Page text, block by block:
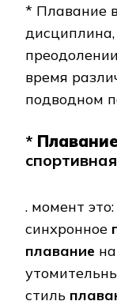
* Плавание
время
подводном
* Плавание
. момент это:
синхронное
плавание
стиль